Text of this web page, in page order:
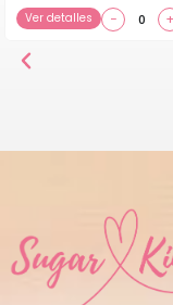
Ver detalles − +